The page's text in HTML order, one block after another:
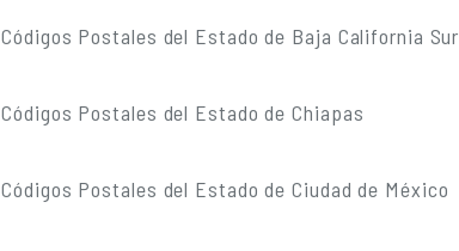
Códigos Postales del Estado de Baja California Sur
Códigos Postales del Estado de Chiapas
Códigos Postales del Estado de Ciudad de México